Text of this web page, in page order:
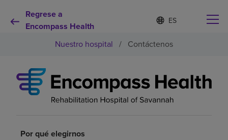
Regrese a
Encompass Health
Lista
de
contraída
d
o
s
e
e
Por qué debe elegirnos
Nuestro hospital / Contáctenos
Por qué elegirnos